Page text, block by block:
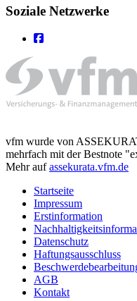
Soziale Netzwerke
vfm wurde von
mehrfach mit der Bestnote
Mehr aufassekurata.vfm.de
Startseite
Impressum
Erstinformation
Datenschutz
Haftungsausschluss
AGB
Kontakt